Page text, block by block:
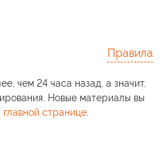
Правила
чем 24 часа назад, а значит,
Новые материалы вы
главной странице.